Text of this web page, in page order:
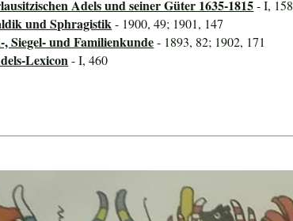
Adels und seiner Güter 1635-1815- I, 158
und Sphragistik - 1900, 49; 1901, 147
Siegel- und Familienkunde- 1893, 82; 1902, 171
Lexicon - I, 460